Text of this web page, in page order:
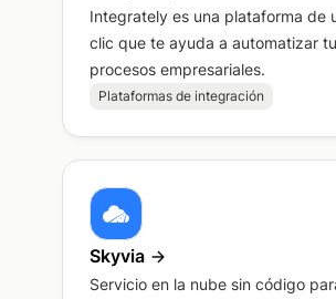
Integrately es una plataforma de
clic que te ayuda a automatizar
procesos empresariales.
Plataformas de integración
Skyvia
Servicio en la nube sin código